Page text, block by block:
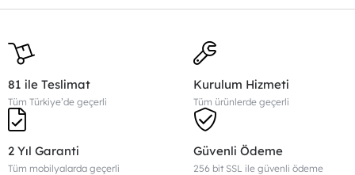
81 ile Teslimat
Tüm Türkiye’de geçerli
Kurulum Hizmeti
Tüm ürünlerde geçerli
2 Yıl Garanti
Tüm mobilyalarda geçerli
Güvenli Ödeme
256 bit SSL ile güvenli ödeme